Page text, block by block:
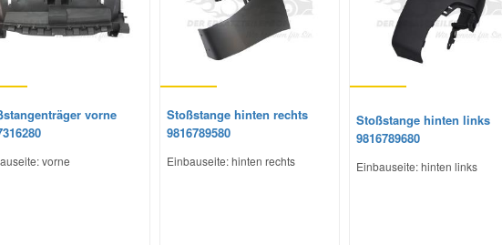
vorne
vorne
Stoßstange hinten rechts
9816789580
Einbauseite: hinten rechts
Stoßstange hinten links
9816789680
Einbauseite: hinten links